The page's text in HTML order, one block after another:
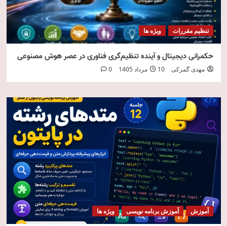
تنظیم مقررات ویژه ها
حکمرانی دیجیتال و آینده تنظیم‌گری فناوری در عصر هوش مصنوعی
مهدی گمرکی 10 مرداد 1405 0
آموزش آموزش برنامه نویسی ویژه ها